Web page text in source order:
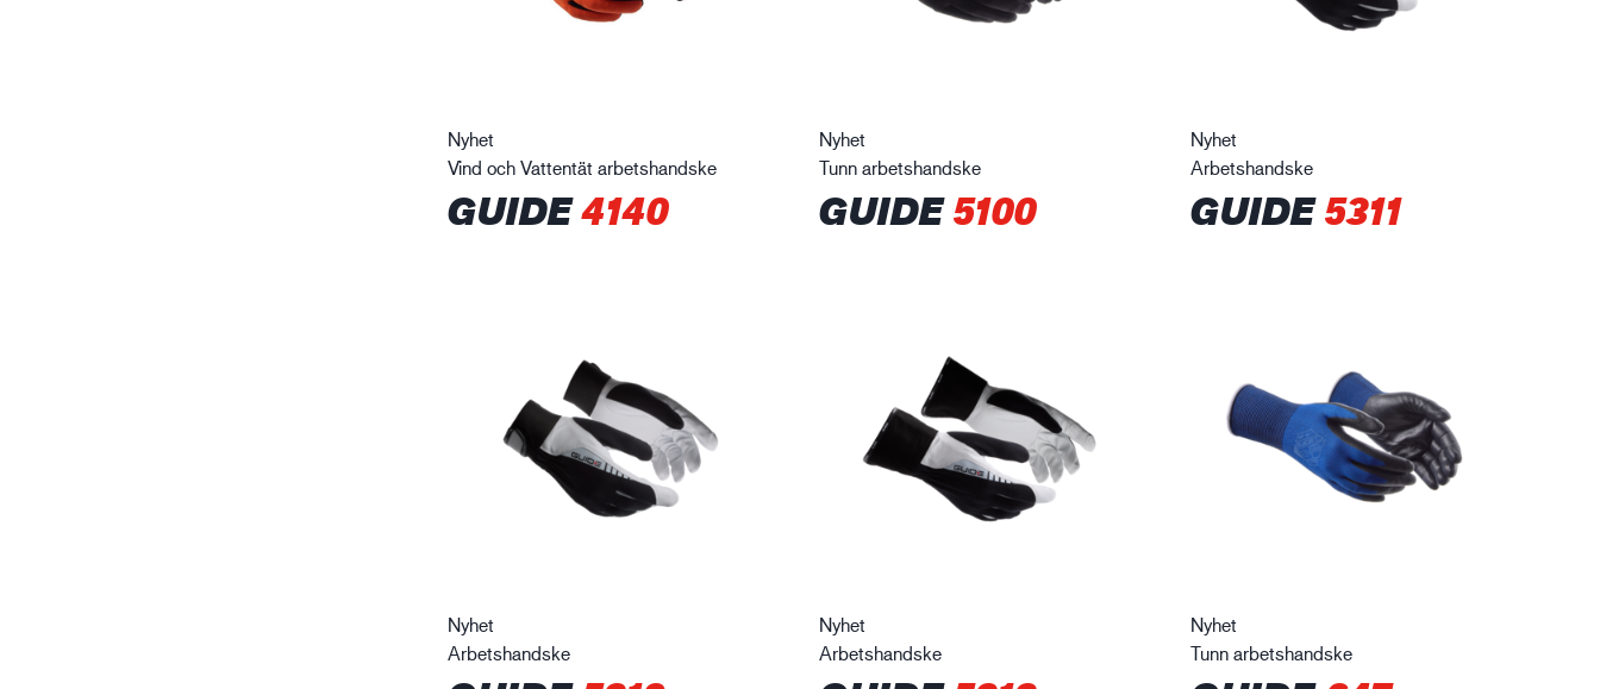
Nyhet
Vind och Vattentät arbetshandske
GUIDE4140
Nyhet
Tunn arbetshandske
GUIDE5100
Nyhet
Arbetshandske
GUIDE5311
Nyhet
Arbetshandske
Nyhet
Arbetshandske
Nyhet
Tunn arbetshandske